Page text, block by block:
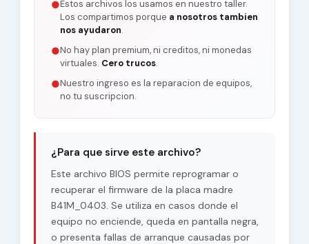
●Estos archivos los usamos en nuestro taller.
Los compartimos porque a nosotros tambien
nos ayudaron.
●No hay plan premium, ni creditos, ni monedas
virtuales. Cero trucos.
●Nuestro ingreso es la reparacion de equipos,
no tu suscripcion.
¿Para que sirve este archivo?
Este archivo BIOS permite reprogramar o
recuperar el firmware de la placa madre
B41M_0403. Se utiliza en casos donde el
equipo no enciende, queda en pantalla negra,
o presenta fallas de arranque causadas por